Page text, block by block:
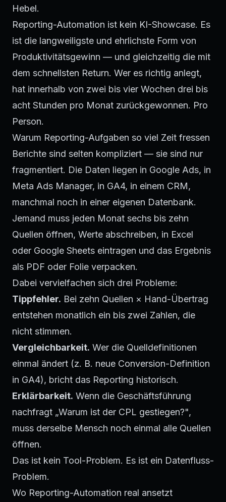
Hebel.
Reporting-Automation ist kein KI-Showcase. Es
ist die langweiligste und ehrlichste Form von
Produktivitätsgewinn — und gleichzeitig die mit
dem schnellsten Return. Wer es richtig anlegt,
hat innerhalb von zwei bis vier Wochen drei bis
acht Stunden pro Monat zurückgewonnen. Pro
Person.
Warum Reporting-Aufgaben so viel Zeit fressen
Berichte sind selten kompliziert — sie sind nur
fragmentiert. Die Daten liegen in Google Ads, in
Meta Ads Manager, in GA4, in einem CRM,
manchmal noch in einer eigenen Datenbank.
Jemand muss jeden Monat sechs bis zehn
Quellen öffnen, Werte abschreiben, in Excel
oder Google Sheets eintragen und das Ergebnis
als PDF oder Folie verpacken.
Dabei vervielfachen sich drei Probleme:
Tippfehler. Bei zehn Quellen × Hand-Übertrag
entstehen monatlich ein bis zwei Zahlen, die
nicht stimmen.
Vergleichbarkeit. Wer die Quelldefinitionen
einmal ändert (z. B. neue Conversion-Definition
in GA4), bricht das Reporting historisch.
Erklärbarkeit. Wenn die Geschäftsführung
nachfragt „Warum ist der CPL gestiegen?",
muss derselbe Mensch noch einmal alle Quellen
öffnen.
Das ist kein Tool-Problem. Es ist ein Datenfluss-
Problem.
Wo Reporting-Automation real ansetzt